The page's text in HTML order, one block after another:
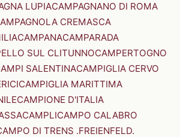
LUPIACAMPAGNANO DI ROMA
CREMASCA
CAMPANACAMPARADA
SUL CLITUNNOCAMPERTOGNO
SALENTINACAMPIGLIA CERVO
CAMPIGLIA MARITTIMA
CAMPIONE D'ITALIA
CAMPLICAMPO CALABRO
DI TRENS .FREIENFELD.